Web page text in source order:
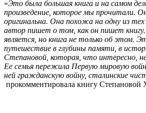
«Это была большая книга и на самом
произведение, которое мы прочитали.
оригинальна. Она похожа на одну из тех
автор пишет о том, как он пишет
является, но книга не только об этом.
путешествие в глубины памяти, в
Степановой, которая, что интересно,
Ее семья пережила Первую мировую
ней гражданскую войну, сталинские
прокомментировала книгу Степановой